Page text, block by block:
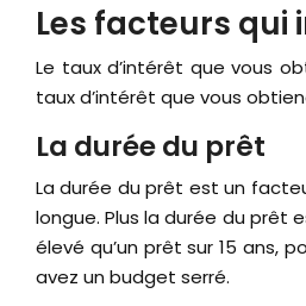
Les facteurs qui
Le taux d’intérêt que vous
taux d’intérêt que vous
La durée du prêt
La durée du prêt est un
longue. Plus la durée du prêt
élevé qu’un prêt sur 15 ans,
avez un budget serré.